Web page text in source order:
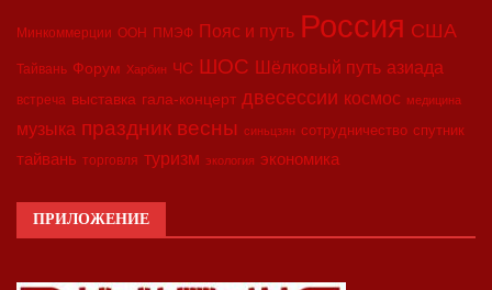
Минкоммерции ООН ПМЭФ Пояс и путь Россия США
Тайвань Форум Харбин ЧС ШОС Шёлковый путь азиада
встреча выставка гала-концерт двесессии космос медицина
музыка праздник весны синьцзян сотрудничество спутник
тайвань торговля туризм экология экономика
ПРИЛОЖЕНИЕ